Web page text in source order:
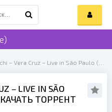
– Vera Cruz – Live in São Paulo (2025)
– LIVE IN SÃO
ТОРРЕНТ